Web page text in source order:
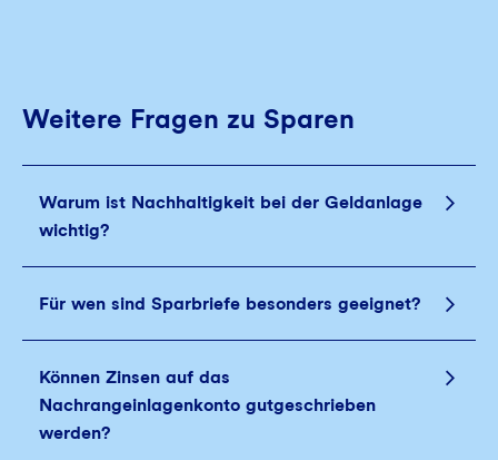
Weitere Fragen zu Sparen
Warum ist Nachhaltigkeit bei der Geldanlage
wichtig?
Für wen sind Sparbriefe besonders geeignet?
Können Zinsen auf das
Nachrangeinlagenkonto gutgeschrieben
werden?